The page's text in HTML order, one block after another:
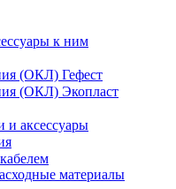
к ним
(ОКЛ) Гефест
(ОКЛ) Экопласт
и аксессуары
материалы